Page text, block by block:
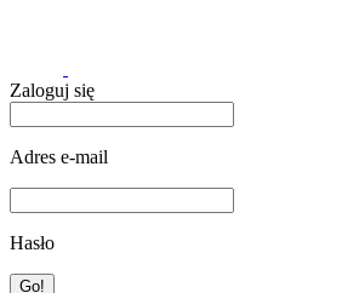
Zaloguj się
Adres e-mail
Hasło